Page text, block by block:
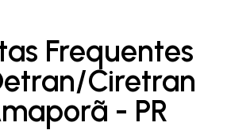
Frequentes
Ciretran
- PR